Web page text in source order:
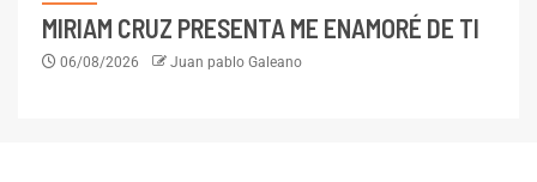
MIRIAM CRUZ PRESENTA ME ENAMORÉ DE TI
06/08/2026 Juan pablo Galeano